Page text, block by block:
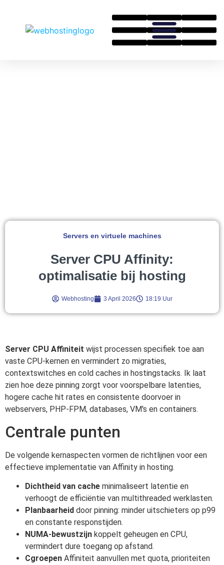
Servers en virtuele machines
Server CPU Affinity:
optimalisatie bij hosting
Webhosting 3 April 2026 18:19 Uur
Server CPU Affiniteit wijst processen specifiek toe aan
vaste CPU-kernen en vermindert zo migraties,
contextswitches en cold caches in hostingstacks. Ik laat
zien hoe deze pinning zorgt voor voorspelbare latenties,
hogere cache hit rates en consistente doorvoer in
webservers, PHP-FPM, databases, VM's en containers.
Centrale punten
De volgende kernaspecten vormen de richtlijnen voor een
effectieve implementatie van Affinity in hosting.
Dichtheid van cache minimaliseert latentie en
verhoogt de efficiëntie van multithreaded werklasten.
Planbaarheid door pinning: minder uitschieters op p99
en constante responstijden.
NUMA-bewustzijn koppelt geheugen en CPU,
vermindert dure toegang op afstand.
Cgroepen Affiniteit aanvullen met quota, prioriteiten